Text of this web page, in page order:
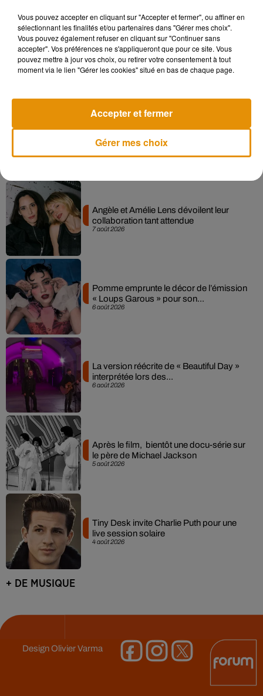
un adulte, mais aurait pu l'être pour un enfant ou une
personne âgée.
Madonna sort enfin le remix de « Love
Sensation » avec Kylie Minogue
7 août 2026
Angèle et Amélie Lens dévoilent leur
collaboration tant attendue
6 août 2026
Pomme emprunte le décor de l’émission
« Loups Garous » pour son...
6 août 2026
La version réécrite de « Beautiful Day »
interprétée lors des...
5 août 2026
Après le film, bientôt une docu-série sur
le père de Michael Jackson
4 août 2026
Tiny Desk invite Charlie Puth pour une
live session solaire
+ DE MUSIQUE
DesignOlivier Varma
Vous pouvez accepter en cliquant sur "Accepter et fermer", ou affiner en
sélectionnant les finalités et/ou partenaires dans "Gérer mes choix".
Vous pouvez également refuser en cliquant sur "Continuer sans
accepter". Vos préférences ne s'appliqueront que pour ce site. Vous
pouvez mettre à jour vos choix, ou retirer votre consentement à tout
moment via le lien "Gérer les cookies" situé en bas de chaque page.
Gérer mes choix
Accepter et fermer